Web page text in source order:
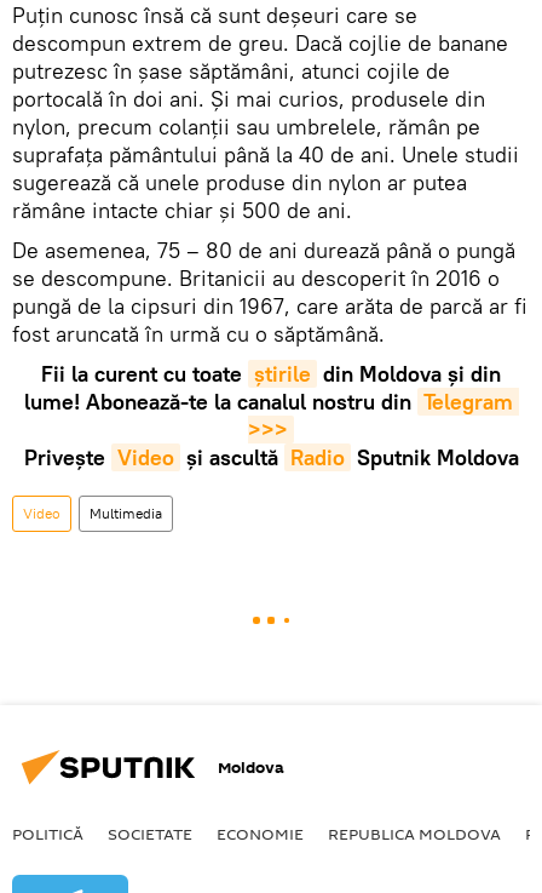
Puțin cunosc însă că sunt deșeuri care se
descompun extrem de greu. Dacă cojlie de banane
putrezesc în șase săptămâni, atunci cojile de
portocală în doi ani. Și mai curios, produsele din
nylon, precum colanții sau umbrelele, rămân pe
suprafața pământului până la 40 de ani. Unele studii
sugerează că unele produse din nylon ar putea
rămâne intacte chiar și 500 de ani.
De asemenea, 75 – 80 de ani durează până o pungă
se descompune. Britanicii au descoperit în 2016 o
pungă de la cipsuri din 1967, care arăta de parcă ar fi
fost aruncată în urmă cu o săptămână.
Fii la curent cu toate știrile din Moldova și din
lume! Abonează-te la canalul nostru din Telegram
>>>
Privește Video și ascultă Radio Sputnik Moldova
Video Multimedia
Moldova
POLITICĂ SOCIETATE ECONOMIE REPUBLICA MOLDOVA